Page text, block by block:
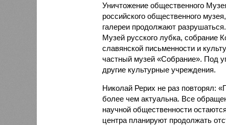
Уничтожение общественного
российского общественного
галереи продолжают
Музей русского лубка,
славянской письменности и
частный музей «Собрание». Под
другие культурные учреждения.
Николай Рерих не раз повторял:
более чем актуальна. Все
научной общественности
центра планируют продолжать